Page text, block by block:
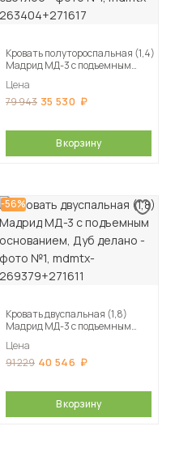
Кровать полутороспальная (1,4)
Мадрид МД-3 с подъемным
светлое
Цена
79 943 35 530
В корзину
-56%
Кровать двуспальная (1,8)
Мадрид МД-3 с подъемным
Цена
91 229 40 546
В корзину